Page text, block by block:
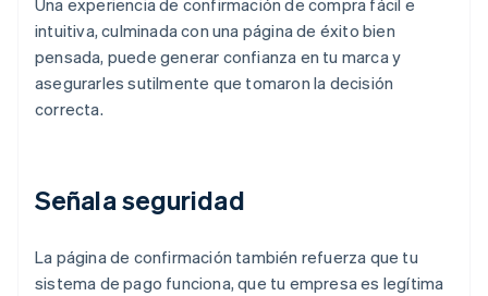
Una experiencia de confirmación de compra fácil e
intuitiva, culminada con una página de éxito bien
pensada, puede generar confianza en tu marca y
asegurarles sutilmente que tomaron la decisión
correcta.
Señala seguridad
La página de confirmación también refuerza que tu
sistema de pago funciona, que tu empresa es legítima